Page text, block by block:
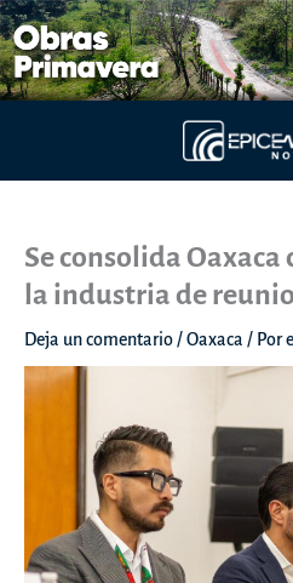
Ir
al
contenido
Se consolida
la industria de
Deja un comentario/Oaxaca / Por